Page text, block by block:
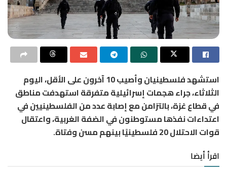
استشهد فلسطينيان وأصيب 10 آخرون على الأقل، اليوم
الثلاثاء، جراء هجمات إسرائيلية متفرقة استهدفت مناطق
في قطاع غزة، بالتزامن مع إصابة عدد من الفلسطينيين في
اعتداءات نفذها مستوطنون في الضفة الغربية، واعتقال
قوات الاحتلال 20 فلسطينيًا بينهم مسن وفتاة.
اقرأ أيضا